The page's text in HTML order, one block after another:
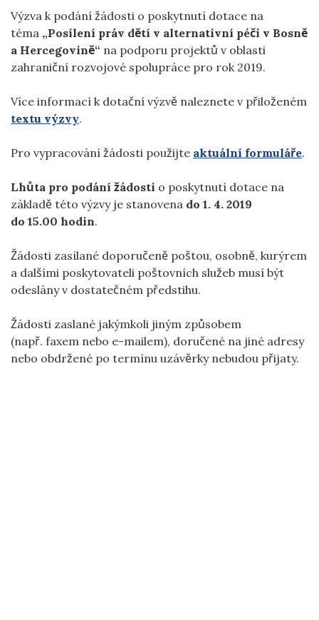
Výzva k podání žádosti o poskytnutí dotace na
téma „Posílení práv dětí v alternativní péči v Bosně
a Hercegovině“ na podporu projektů v oblasti
zahraniční rozvojové spolupráce pro rok 2019.
Více informací k dotační výzvě naleznete v přiloženém
textu výzvy.
Pro vypracování žádosti použijte aktuální formuláře.
Lhůta pro podání žádosti o poskytnutí dotace na
základě této výzvy je stanovena do 1. 4. 2019
do 15.00 hodin.
Žádosti zasílané doporučeně poštou, osobně, kurýrem
a dalšími poskytovateli poštovních služeb musí být
odeslány v dostatečném předstihu.
Žádosti zaslané jakýmkoli jiným způsobem
(např. faxem nebo e-mailem), doručené na jiné adresy
nebo obdržené po termínu uzávěrky nebudou přijaty.